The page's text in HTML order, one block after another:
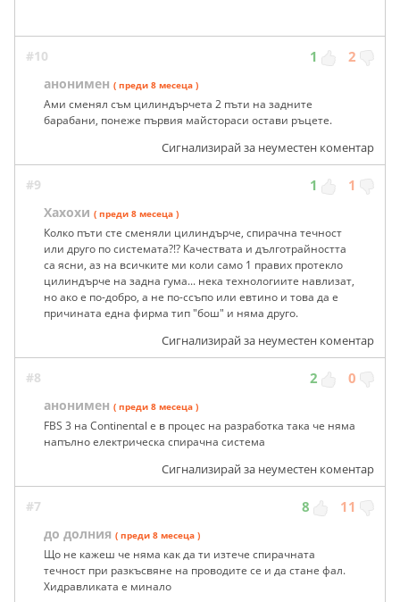
#10 1 2
анонимен ( преди 8 месеца )
Ами сменял съм цилиндърчета 2 пъти на задните
барабани, понеже първия майстораси остави ръцете.
Сигнализирай за неуместен коментар
#9 1 1
Хахохи ( преди 8 месеца )
Колко пъти сте сменяли цилиндърче, спирачна течност
или друго по системата?!? Качествата и дълготрайността
са ясни, аз на всичките ми коли само 1 правих протекло
цилиндърче на задна гума... нека технологиите навлизат,
но ако е по-добро, а не по-ссъпо или евтино и това да е
причината една фирма тип "бош" и няма друго.
Сигнализирай за неуместен коментар
#8 2 0
анонимен ( преди 8 месеца )
FBS 3 на Continental е в процес на разработка така че няма
напълно електрическа спирачна система
Сигнализирай за неуместен коментар
#7 8 11
до долния ( преди 8 месеца )
Що не кажеш че няма как да ти изтече спирачната
течност при разкъсвяне на проводите се и да стане фал.
Хидравликата е минало